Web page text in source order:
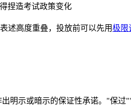
捏造考试政策变化
述高度重叠，投放前可以先用极限
明示或暗示的保证性承诺。"保